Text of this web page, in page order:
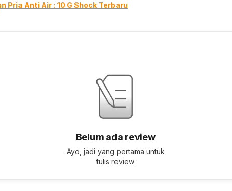
Pria Anti Air : 10 G Shock Terbaru
Belum ada review
Ayo, jadi yang pertama untuk
tulis review